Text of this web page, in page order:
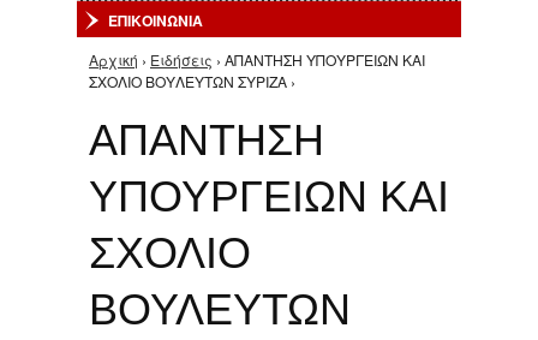
ΕΠΙΚΟΙΝΩΝΙΑ
Είστε εδώ
Αρχική › Ειδήσεις › ΑΠΑΝΤΗΣΗ ΥΠΟΥΡΓΕΙΩΝ ΚΑΙ
ΣΧΟΛΙΟ ΒΟΥΛΕΥΤΩΝ ΣΥΡΙΖΑ ›
ΑΠΑΝΤΗΣΗ
ΥΠΟΥΡΓΕΙΩΝ ΚΑΙ
ΣΧΟΛΙΟ
ΒΟΥΛΕΥΤΩΝ